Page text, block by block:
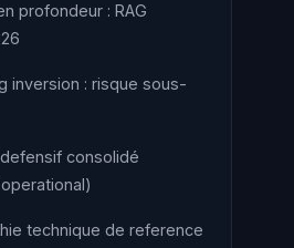
profondeur : RAG
inversion : risque sous-
consolidé
technique de reference